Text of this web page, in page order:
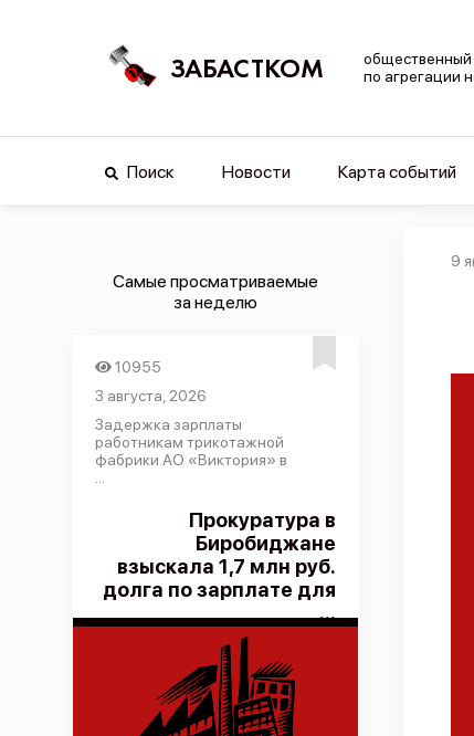
ЗАБАСТКОМ
общественный
по агрегации
Поиск Новости Карта событий
Самые просматриваемые
за неделю
10955
3 августа, 2026
Задержка зарплаты
работникам трикотажной
фабрики АО «Виктория» в
Прокуратура в
Биробиджане
взыскала 1,7 млн руб.
долга по зарплате для
...
9